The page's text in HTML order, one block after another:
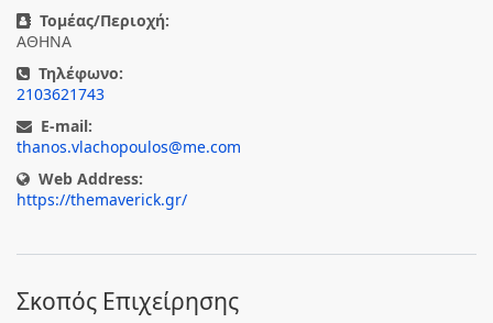
Τομέας/Περιοχή:
ΑΘΗΝΑ
Τηλέφωνο:
2103621743
E-mail:
thanos.vlachopoulos@me.com
Web Address:
https://themaverick.gr/
Σκοπός Επιχείρησης